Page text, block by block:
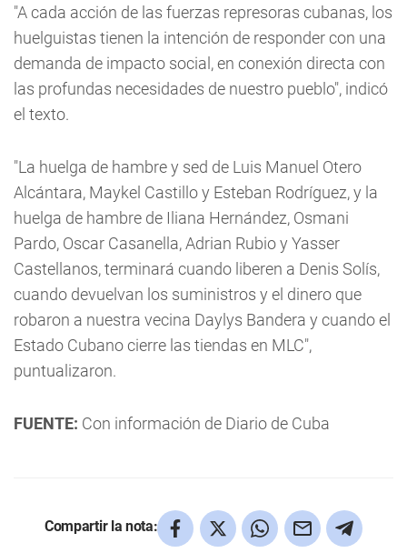
"A cada acción de las fuerzas represoras cubanas, los
huelguistas tienen la intención de responder con una
demanda de impacto social, en conexión directa con
las profundas necesidades de nuestro pueblo", indicó
el texto.
"La huelga de hambre y sed de Luis Manuel Otero
Alcántara, Maykel Castillo y Esteban Rodríguez, y la
huelga de hambre de Iliana Hernández, Osmani
Pardo, Oscar Casanella, Adrian Rubio y Yasser
Castellanos, terminará cuando liberen a Denis Solís,
cuando devuelvan los suministros y el dinero que
robaron a nuestra vecina Daylys Bandera y cuando el
Estado Cubano cierre las tiendas en MLC",
puntualizaron.
FUENTE: Con información de Diario de Cuba
Compartir la nota: